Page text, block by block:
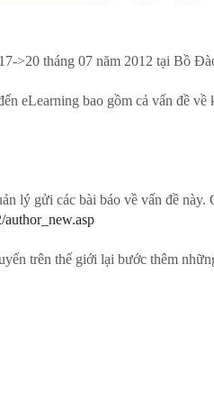
>20 tháng 07 năm 2012 tại Bồ
eLearning bao gồm cả vấn đề
lý gửi các bài báo về vấn đề này.
trên thế giới lại bước thêm